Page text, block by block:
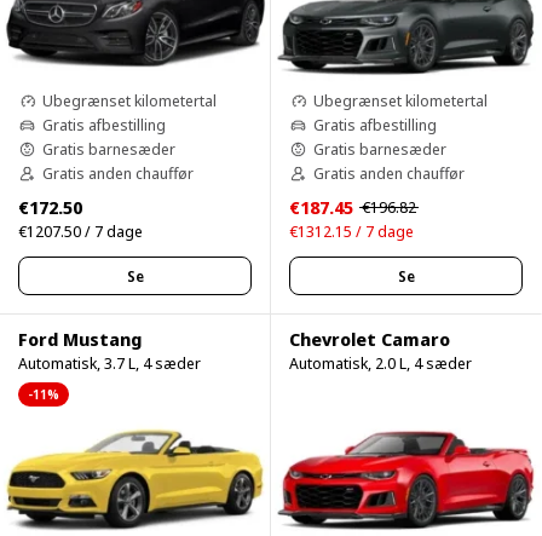
Ubegrænset kilometertal
Gratis afbestilling
Gratis barnesæder
Gratis anden chauffør
€172.50
€1207.50 / 7 dage
Se
Ubegrænset kilometertal
Gratis afbestilling
Gratis barnesæder
Gratis anden chauffør
€187.45 €196.82
€1312.15 / 7 dage
Se
Ford Mustang
Automatisk, 3.7 L, 4 sæder
-11%
Chevrolet Camaro
Automatisk, 2.0 L, 4 sæder